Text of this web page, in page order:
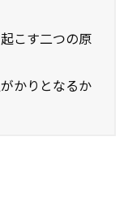
こす二つの原
かりとなるか